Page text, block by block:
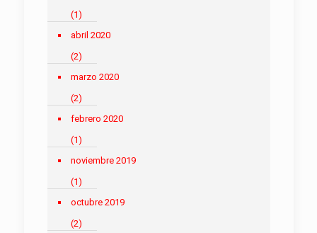
(1)
abril 2020
(2)
marzo 2020
(2)
febrero 2020
(1)
noviembre 2019
(1)
octubre 2019
(2)